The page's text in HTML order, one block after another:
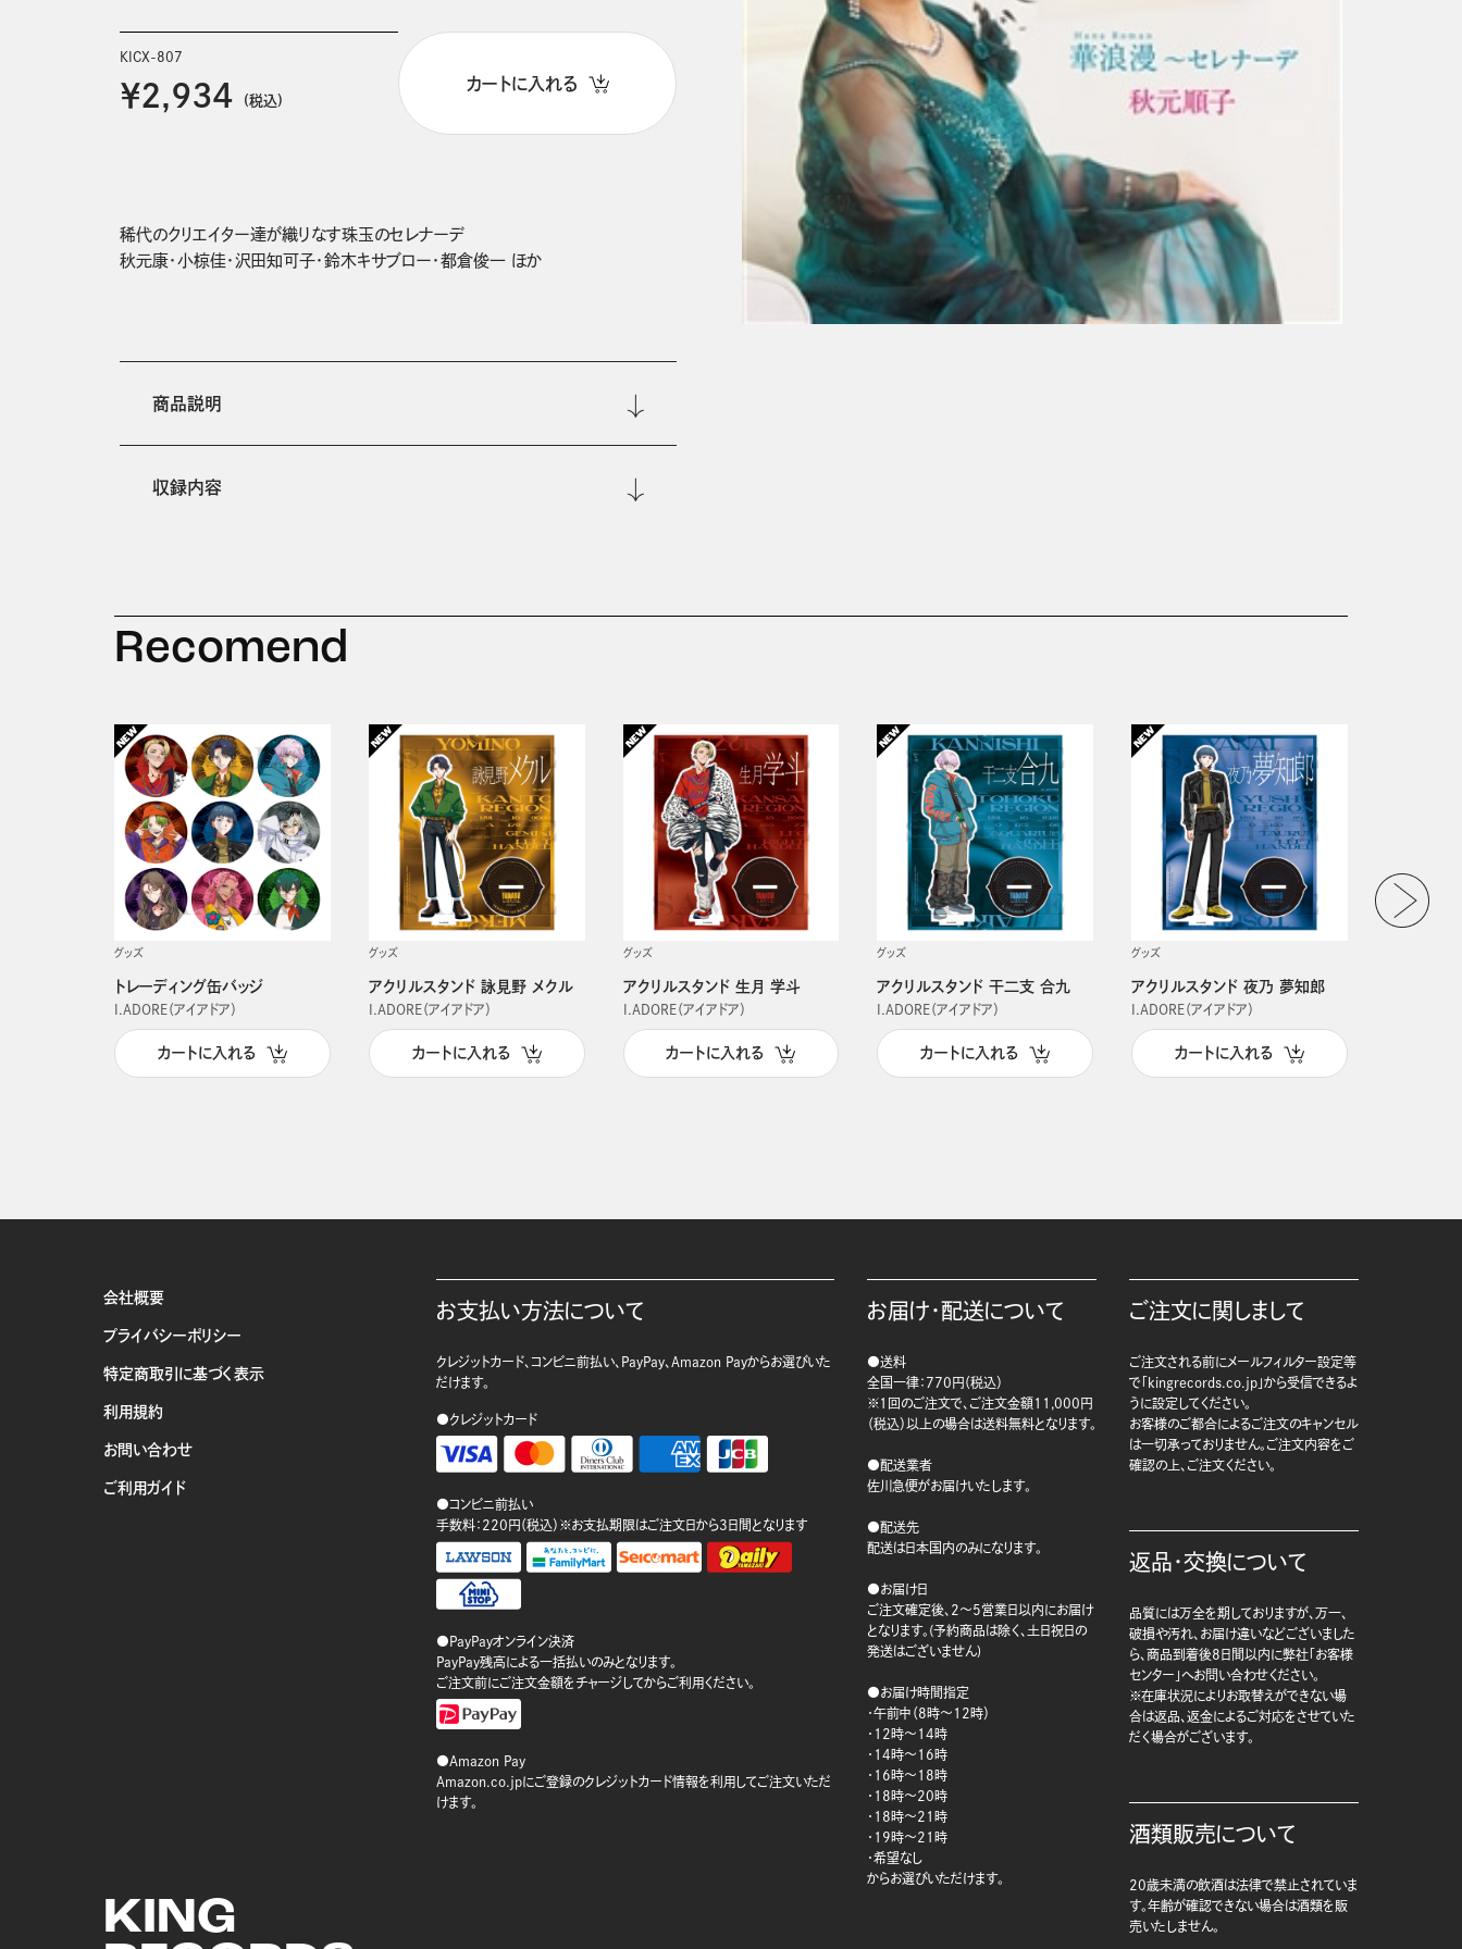
KICX-807
￥2,934 (税込)
カートに入れる
稀代のクリエイター達が織りなす珠玉のセレナーデ
秋元康・小椋佳・沢田知可子・鈴木キサブロー・都倉俊一 ほか
商品説明
収録内容
Recomend
グッズ
トレーディング缶バッジ
I.ADORE（アイアドア）
カートに入れる
グッズ
アクリルスタンド 詠見野 メクル
I.ADORE（アイアドア）
カートに入れる
グッズ
アクリルスタンド 生月 学斗
I.ADORE（アイアドア）
カートに入れる
グッズ
アクリルスタンド 干二支 合九
I.ADORE（アイアドア）
カートに入れる
グッズ
アクリルスタンド 夜乃 夢知郎
I.ADORE（アイアドア）
カートに入れる
会社概要
プライバシーポリシー
特定商取引に基づく表示
利用規約
お問い合わせ
ご利用ガイド
KING
お支払い方法について
クレジットカード、コンビニ前払い、PayPay、Amazon Payからお選びいた
だけます。
●クレジットカード
●コンビニ前払い
手数料：220円（税込）※お支払期限はご注文日から3日間となります
●PayPayオンライン決済
PayPay残高による一括払いのみとなります。
ご注文前にご注文金額をチャージしてからご利用ください。
●Amazon Pay
Amazon.co.jpにご登録のクレジットカード情報を利用してご注文いただ
けます。
お届け・配送について
●送料
全国一律：770円（税込）
※1回のご注文で、ご注文金額11,000円
（税込）以上の場合は送料無料となります。
●配送業者
佐川急便がお届けいたします。
●配送先
配送は日本国内のみになります。
●お届け日
ご注文確定後、2～5営業日以内にお届け
となります。(予約商品は除く、土日祝日の
発送はございません)
●お届け時間指定
・午前中（8時～12時）
・12時～14時
・14時～16時
・16時～18時
・18時～20時
・18時～21時
・19時～21時
・希望なし
からお選びいただけます。
ご注文に関しまして
ご注文される前にメールフィルター設定等
で「kingrecords.co.jp」から受信できるよ
うに設定してください。
お客様のご都合によるご注文のキャンセル
は一切承っておりません。ご注文内容をご
確認の上、ご注文ください。
返品・交換について
品質には万全を期しておりますが、万一、
破損や汚れ、お届け違いなどございました
ら、商品到着後8日間以内に弊社「お客様
センター」へお問い合わせください。
※在庫状況によりお取替えができない場
合は返品、返金によるご対応をさせていた
だく場合がございます。
酒類販売について
20歳未満の飲酒は法律で禁止されていま
す。年齢が確認できない場合は酒類を販
売いたしません。